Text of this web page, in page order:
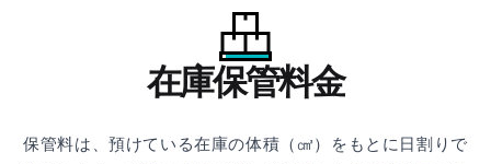
在庫保管料金
保管料は、預けている在庫の体積（㎤）をもとに日割りで